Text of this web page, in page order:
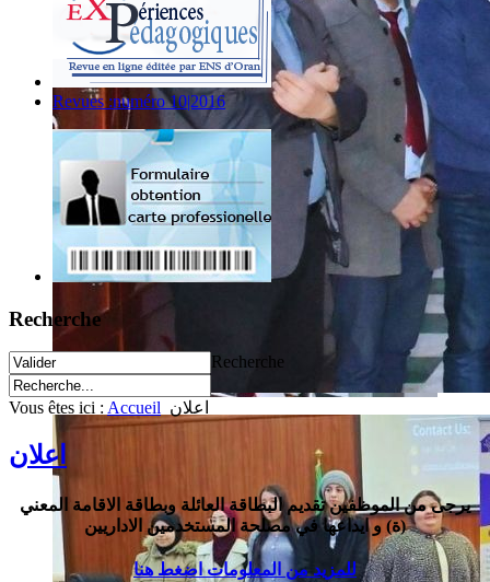
Revues :numéro 10|2016
Recherche
Recherche
Vous êtes ici : Accueil اعلان
اعلان
يرجى من الموظفين تقديم البطاقة العائلة وبطاقة الاقامة المعني
(ة) و ايداعها في مصلحة المستخدمين الاداريين
للمزيد من المعلومات اضغط هنا